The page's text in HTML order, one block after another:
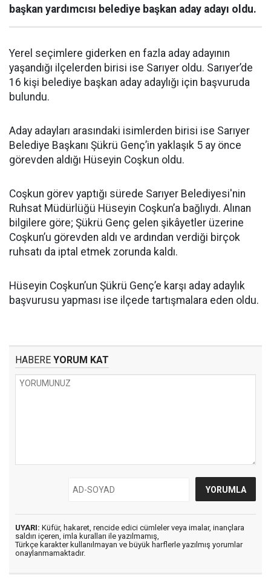
başkan yardımcısı belediye başkan aday adayı oldu.
Yerel seçimlere giderken en fazla aday adayının
yaşandığı ilçelerden birisi ise Sarıyer oldu. Sarıyer’de
16 kişi belediye başkan aday adaylığı için başvuruda
bulundu.
Aday adayları arasındaki isimlerden birisi ise Sarıyer
Belediye Başkanı Şükrü Genç’in yaklaşık 5 ay önce
görevden aldığı Hüseyin Coşkun oldu.
Coşkun görev yaptığı sürede Sarıyer Belediyesi'nin
Ruhsat Müdürlüğü Hüseyin Coşkun’a bağlıydı. Alınan
bilgilere göre; Şükrü Genç gelen şikâyetler üzerine
Coşkun’u görevden aldı ve ardından verdiği birçok
ruhsatı da iptal etmek zorunda kaldı.
Hüseyin Coşkun’un Şükrü Genç’e karşı aday adaylık
başvurusu yapması ise ilçede tartışmalara eden oldu.
HABERE YORUM KAT
UYARI: Küfür, hakaret, rencide edici cümleler veya imalar, inançlara
saldırı içeren, imla kuralları ile yazılmamış,
Türkçe karakter kullanılmayan ve büyük harflerle yazılmış yorumlar
onaylanmamaktadır.